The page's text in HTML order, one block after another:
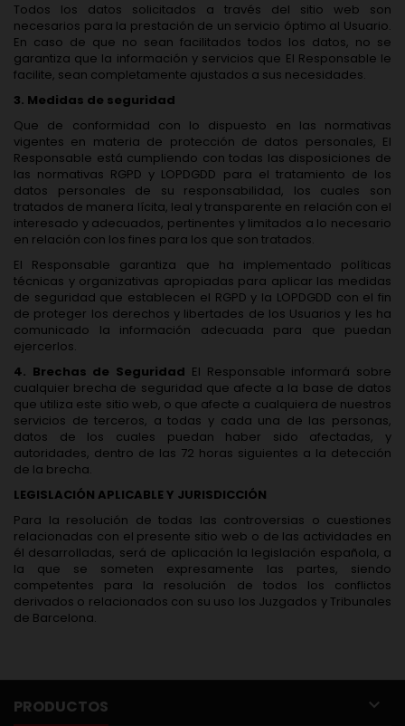
Todos los datos solicitados a través del sitio web son
necesarios para la prestación de un servicio óptimo al Usuario.
En caso de que no sean facilitados todos los datos, no se
garantiza que la información y servicios que El Responsable le
facilite, sean completamente ajustados a sus necesidades.
3. Medidas de seguridad
Que de conformidad con lo dispuesto en las normativas
vigentes en materia de protección de datos personales, El
Responsable está cumpliendo con todas las disposiciones de
las normativas RGPD y LOPDGDD para el tratamiento de los
datos personales de su responsabilidad, los cuales son
tratados de manera lícita, leal y transparente en relación con el
interesado y adecuados, pertinentes y limitados a lo necesario
en relación con los fines para los que son tratados.
El Responsable garantiza que ha implementado políticas
técnicas y organizativas apropiadas para aplicar las medidas
de seguridad que establecen el RGPD y la LOPDGDD con el fin
de proteger los derechos y libertades de los Usuarios y les ha
comunicado la información adecuada para que puedan
ejercerlos.
4. Brechas de Seguridad El Responsable informará sobre
cualquier brecha de seguridad que afecte a la base de datos
que utiliza este sitio web, o que afecte a cualquiera de nuestros
servicios de terceros, a todas y cada una de las personas,
datos de los cuales puedan haber sido afectadas, y
autoridades, dentro de las 72 horas siguientes a la detección
de la brecha.
LEGISLACIÓN APLICABLE Y JURISDICCIÓN
Para la resolución de todas las controversias o cuestiones
relacionadas con el presente sitio web o de las actividades en
él desarrolladas, será de aplicación la legislación española, a
la que se someten expresamente las partes, siendo
competentes para la resolución de todos los conflictos
derivados o relacionados con su uso los Juzgados y Tribunales
de Barcelona.
PRODUCTOS 